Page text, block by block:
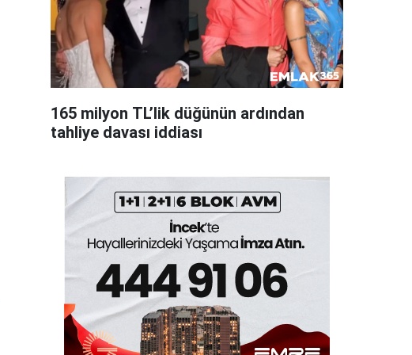
165 milyon TL’lik düğünün ardından
tahliye davası iddiası